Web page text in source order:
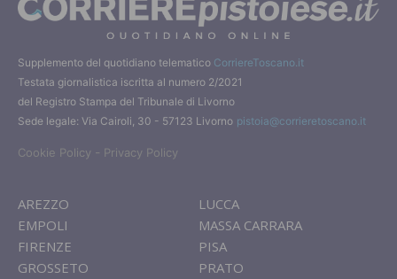
Supplemento del quotidiano telematico CorriereToscano.it
Testata giornalistica iscritta al numero 2/2021
del Registro Stampa del Tribunale di Livorno
Sede legale: Via Cairoli, 30 - 57123 Livorno pistoia@corrieretoscano.it
Cookie Policy - Privacy Policy
AREZZO
EMPOLI
FIRENZE
GROSSETO
LUCCA
MASSA CARRARA
PISA
PRATO